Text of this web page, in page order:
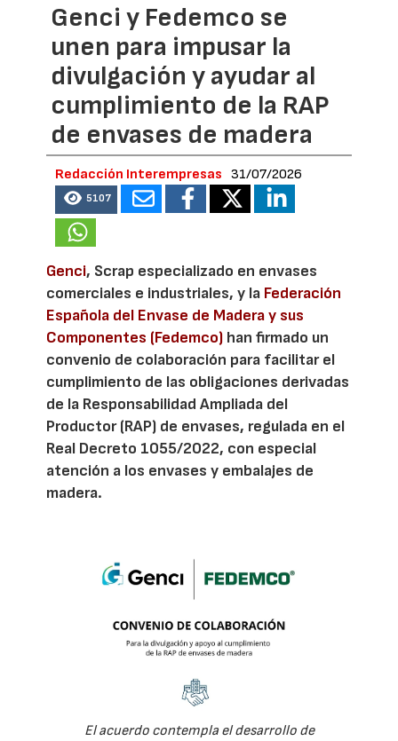
Genci y Fedemco se
unen para impusar la
divulgación y ayudar al
cumplimiento de la RAP
de envases de madera
Redacción Interempresas 31/07/2026
5107
Genci, Scrap especializado en envases
comerciales e industriales, y la Federación
Española del Envase de Madera y sus
Componentes (Fedemco) han firmado un
convenio de colaboración para facilitar el
cumplimiento de las obligaciones derivadas
de la Responsabilidad Ampliada del
Productor (RAP) de envases, regulada en el
Real Decreto 1055/2022, con especial
atención a los envases y embalajes de
madera.
El acuerdo contempla el desarrollo de